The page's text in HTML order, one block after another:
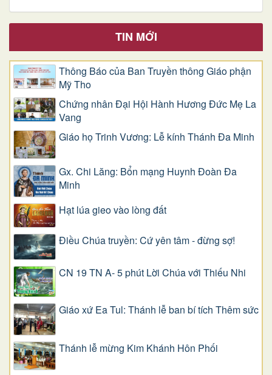
TIN MỚI
Thông Báo của Ban Truyền thông Giáo phận
Mỹ Tho
Chứng nhân Đại Hội Hành Hương Đức Mẹ La
Vang
Giáo họ Trinh Vương: Lễ kính Thánh Đa Minh
Gx. Chi Lăng: Bổn mạng Huynh Đoàn Đa
Minh
Hạt lúa gieo vào lòng đất
Điều Chúa truyền: Cứ yên tâm - đừng sợ!
CN 19 TN A- 5 phút Lời Chúa với Thiếu Nhi
Giáo xứ Ea Tul: Thánh lễ ban bí tích Thêm sức
Thánh lễ mừng Kim Khánh Hôn Phối